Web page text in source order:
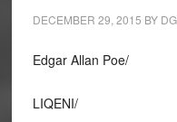
DECEMBER 29, 2015 BY
Edgar Allan Poe/
LIQENI/